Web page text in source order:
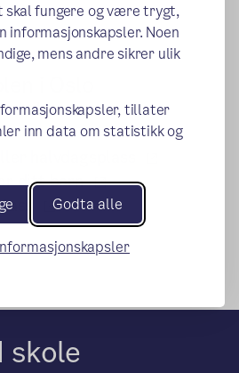
fungere og være trygt,
informasjonskapsler. Noen
mens andre sikrer ulik
tillater
inn data om statistikk og
Godta alle
i Oslo
(ekstern lenke)
lenke)
halvdagsplass
ditt barn
(ekstern lenke)
(ekstern lenke)
skole